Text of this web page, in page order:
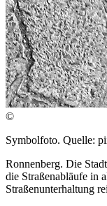
©
Symbolfoto. Quelle:
Ronnenberg. Die
die Straßenabläufe in
Straßenunterhaltung